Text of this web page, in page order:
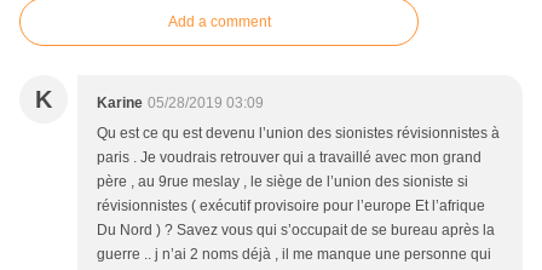
Add a comment
K Karine 05/28/2019 03:09
Qu est ce qu est devenu l’union des sionistes révisionnistes à
paris . Je voudrais retrouver qui a travaillé avec mon grand
père , au 9rue meslay , le siège de l’union des sioniste si
révisionnistes ( exécutif provisoire pour l’europe Et l’afrique
Du Nord ) ? Savez vous qui s’occupait de se bureau après la
guerre .. j n’ai 2 noms déjà , il me manque une personne qui